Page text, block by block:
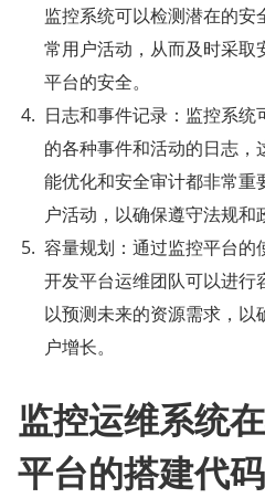
监控系统可以检测潜在的
常用户活动，从而及时采取
平台的安全。
日志和事件记录：监控系
的各种事件和活动的日志
能优化和安全审计都非常重
户活动，以确保遵守法规和
容量规划：通过监控平台
开发平台运维团队可以进
以预测未来的资源需求，
户增长。
监控运维系统
平台的搭建代码